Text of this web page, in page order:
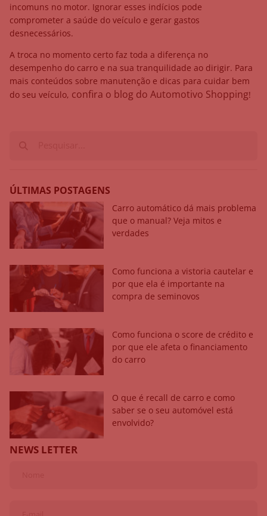
incomuns no motor. Ignorar esses indícios pode
comprometer a saúde do veículo e gerar gastos
desnecessários.
A troca no momento certo faz toda a diferença no
desempenho do carro e na sua tranquilidade ao dirigir. Para
mais conteúdos sobre manutenção e dicas para cuidar bem
do seu veículo, confira o blog do Automotivo Shopping!
ÚLTIMAS POSTAGENS
Carro automático dá mais problema
que o manual? Veja mitos e
verdades
Como funciona a vistoria cautelar e
por que ela é importante na
compra de seminovos
Como funciona o score de crédito e
por que ele afeta o financiamento
do carro
O que é recall de carro e como
saber se o seu automóvel está
envolvido?
NEWS LETTER